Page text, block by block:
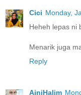
Cici Monday,
Heheh lepas ni
Menarik juga
Reply
AiniHalim